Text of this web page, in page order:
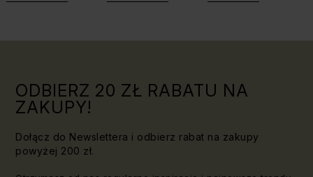
ODBIERZ 20 ZŁ RABATU NA
ZAKUPY!
Dołącz do Newslettera i odbierz rabat na zakupy
powyżej 200 zł.